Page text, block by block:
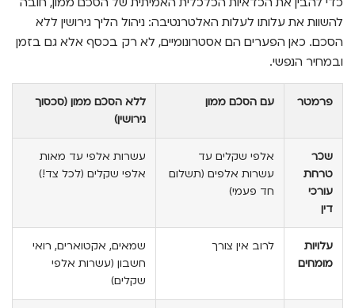
להשוות את עלותו לעלות האלטרנטיבה: ניהול הליך גירושין ללא
הסכם. כאן הפערים הם אסטרונומיים, לא רק בכסף אלא גם בזמן
ובמחיר הנפשי.
פרמטר עם הסכם ממון
ללא הסכם ממון (סכסוך
גירושין)
שכר
טרחת
עורכי
דין
אלפי שקלים עד
עשרות אלפים (תשלום
חד פעמי)
עשרות אלפי עד מאות
אלפי שקלים (לכל צד!)
עלויות
מומחים
לרוב אין צורך
שמאים, אקטוארים, רואי
חשבון (עשרות אלפי
שקלים)